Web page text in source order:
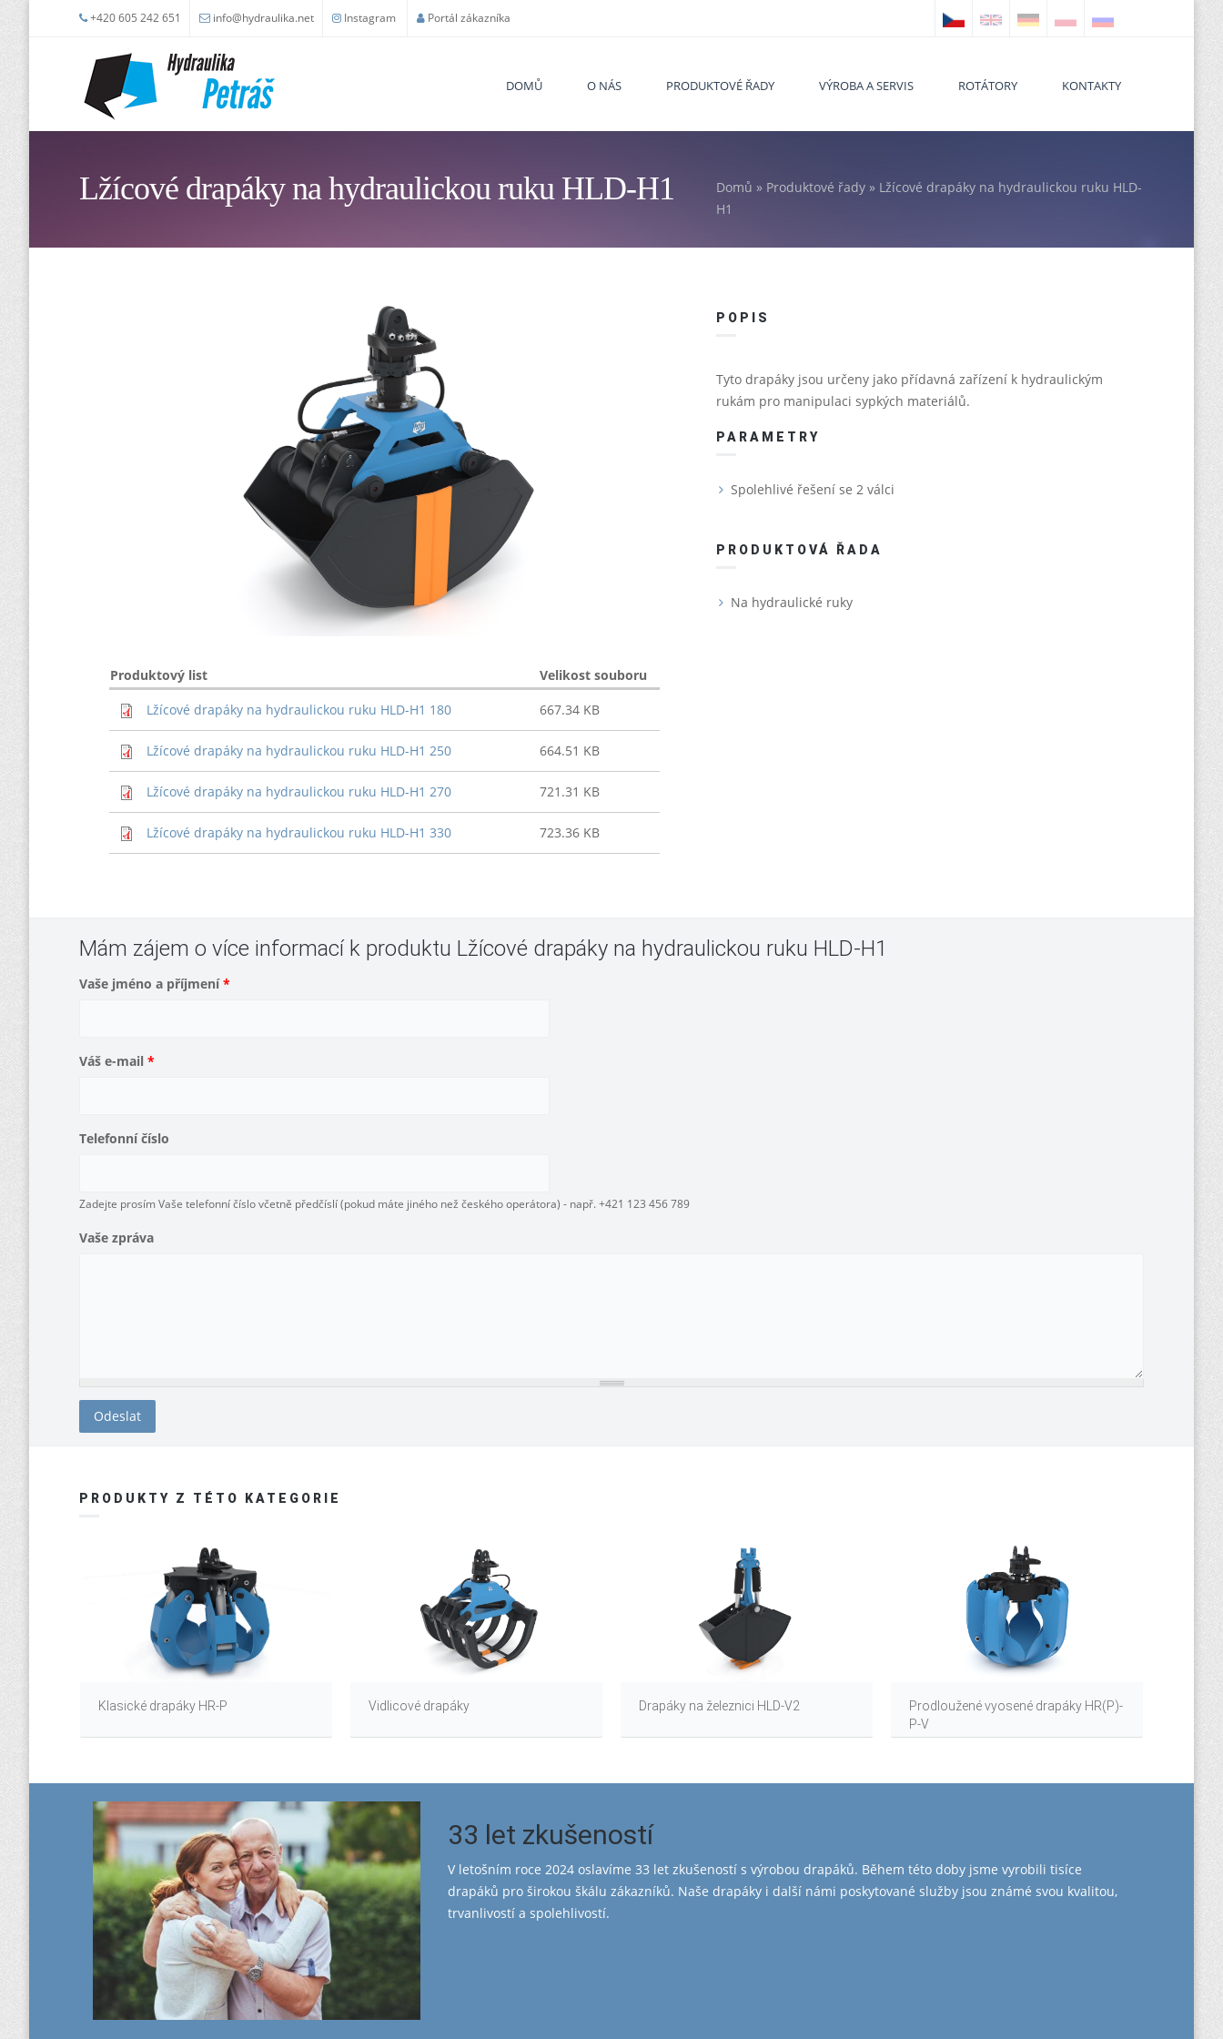
Skip to main content+420 605 242 651 info@hydraulika.net Instagram Portál zákazníka
DOMŮ O NÁS PRODUKTOVÉ ŘADY VÝROBA A SERVIS ROTÁTORY KONTAKTY
Lžícové drapáky na hydraulickou ruku HLD-H1
You are here
Domů » Produktové řady » Lžícové drapáky na hydraulickou ruku HLD-
H1
Produktový list
Velikost souboru
Lžícové drapáky na hydraulickou ruku HLD-H1 180
667.34 KB
Lžícové drapáky na hydraulickou ruku HLD-H1 250 664.51 KB
Lžícové drapáky na hydraulickou ruku HLD-H1 270 721.31 KB
Lžícové drapáky na hydraulickou ruku HLD-H1 330 723.36 KB
POPIS
Tyto drapáky jsou určeny jako přídavná zařízení k hydraulickým
rukám pro manipulaci sypkých materiálů.
PARAMETRY
Spolehlivé řešení se 2 válci
PRODUKTOVÁ ŘADA
Na hydraulické ruky
Mám zájem o více informací k produktu Lžícové drapáky na hydraulickou ruku HLD-H1
Vaše jméno a příjmení*
Váš e-mail *
Telefonní číslo
Zadejte prosím Vaše telefonní číslo včetně předčíslí (pokud máte jiného než českého operátora) - např. +421 123 456 789
Vaše zpráva
PRODUKTY Z TÉTO KATEGORIE
Klasické drapáky HR-P Vidlicové drapáky Drapáky na železnici HLD-V2
Prodloužené vyosené drapáky HR(P)-
P-V
33 let zkušeností
V letošním roce 2024 oslavíme 33 let zkušeností s výrobou drapáků. Během této doby jsme vyrobili tisíce
drapáků pro širokou škálu zákazníků. Naše drapáky i další námi poskytované služby jsou známé svou kvalitou,
trvanlivostí a spolehlivostí.